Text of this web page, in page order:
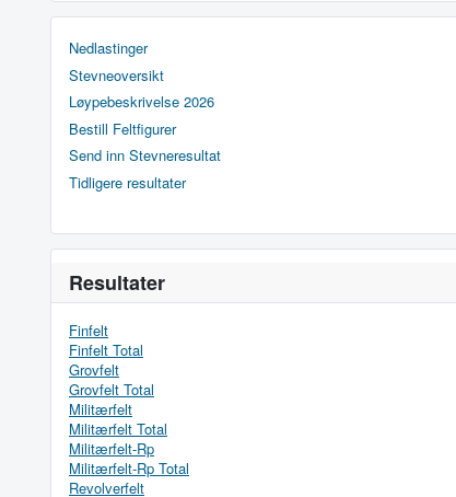
Nedlastinger
Stevneoversikt
Løypebeskrivelse 2026
Bestill Feltfigurer
Send inn Stevneresultat
Tidligere resultater
Resultater
Finfelt
Finfelt Total
Grovfelt
Grovfelt Total
Militærfelt
Militærfelt Total
Militærfelt-Rp
Militærfelt-Rp Total
Revolverfelt